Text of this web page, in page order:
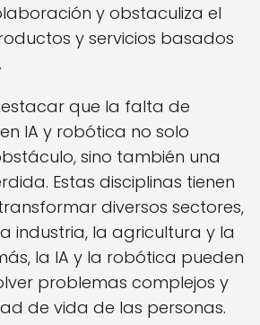
y obstaculiza el
y servicios basados
que la falta de
IA y robótica no solo
sino también una
Estas disciplinas tienen
diversos sectores,
industria, la agricultura y la
la IA y la robótica pueden
problemas complejos y
de vida de las personas.